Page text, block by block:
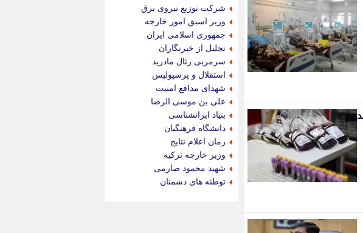
شرکت توزیع نیروی برق
وزیر اسبق امور خارجه
جمهوری اسلامی ایران
تجلیل از خبرنگاران
سرمربی رئال مادرید
استقلال و پرسپولیس
شهدای مدافع امنیت
علی بن موسی الرضا
بنیاد ایرانشناسی
دانشگاه فرهنگیان
زمان اعلام نتایج
وزیر خارجه ترکیه
شهید محمود صارمی
توطئه های دشمنان